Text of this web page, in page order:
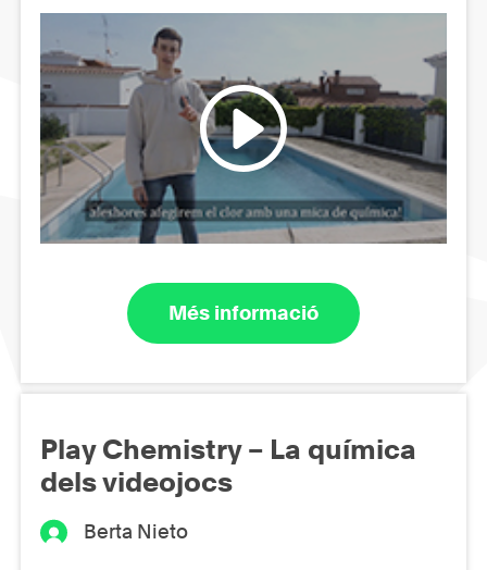
Més informació
Play Chemistry – La química
dels videojocs
Berta Nieto